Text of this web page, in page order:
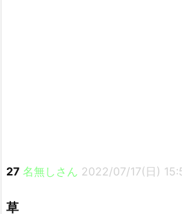
27 名無しさん 2022/07/17(日)
草